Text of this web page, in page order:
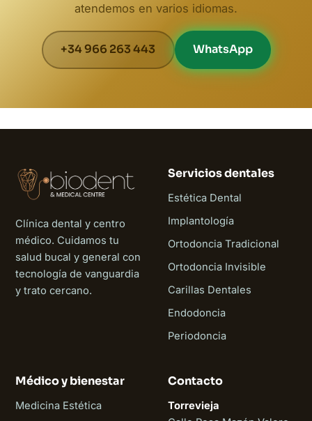
atendemos en varios idiomas.
+34 966 263 443 WhatsApp
Clínica dental y centro
médico. Cuidamos tu
salud bucal y general con
tecnología de vanguardia
y trato cercano.
Servicios dentales
Estética Dental
Implantología
Ortodoncia Tradicional
Ortodoncia Invisible
Carillas Dentales
Endodoncia
Periodoncia
Médico y bienestar
Medicina Estética
Contacto
Torrevieja